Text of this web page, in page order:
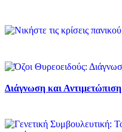
Διάγνωση και Αντιμετώπιση